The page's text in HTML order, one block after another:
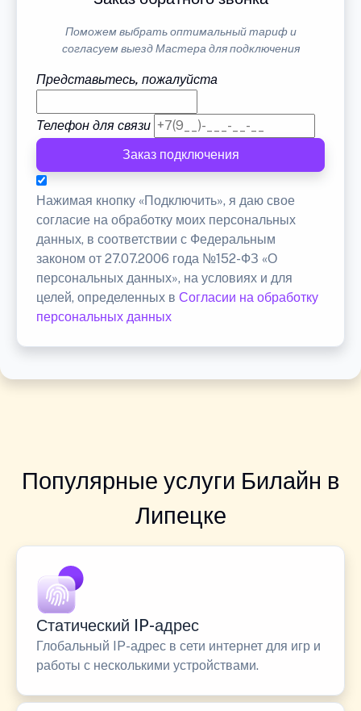
Поможем выбрать оптимальный тариф и
согласуем выезд Мастера для подключения
Представьтесь, пожалуйста
Телефон для связи
Заказ подключения
Нажимая кнопку «Подключить», я даю свое
согласие на обработку моих персональных
данных, в соответствии с Федеральным
законом от 27.07.2006 года №152-ФЗ «О
персональных данных», на условиях и для
целей, определенных в Согласии на обработку
персональных данных
Популярные услуги Билайн в
Липецке
Статический IP-адрес
Глобальный IP-адрес в сети интернет для игр и
работы с несколькими устройствами.